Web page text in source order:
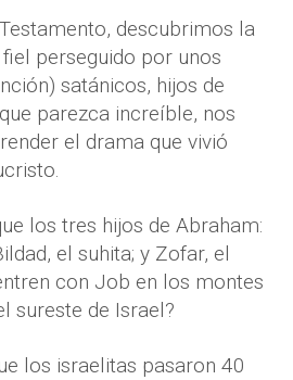
descubrimos la
perseguido por unos
satánicos, hijos de
parezca increíble, nos
el drama que vivió
los tres hijos de Abraham:
el suhita; y Zofar, el
con Job en los montes
sureste de Israel?
los israelitas pasaron 40